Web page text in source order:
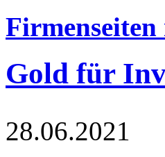
Gold für
28.06.2021